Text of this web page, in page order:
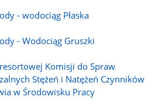
- wodociąg Płaska
- Wodociąg Gruszki
Komisji do Spraw
Stężeń i Natężeń Czynników
w Środowisku Pracy